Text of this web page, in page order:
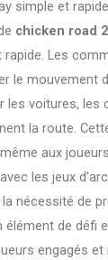
simple et rapide
chicken road 2
Les
le mouvement
les voitures, les
la route.
aux
les jeux
nécessité de
de défi
engagés